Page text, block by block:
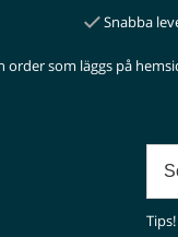
Snabba
som läggs på